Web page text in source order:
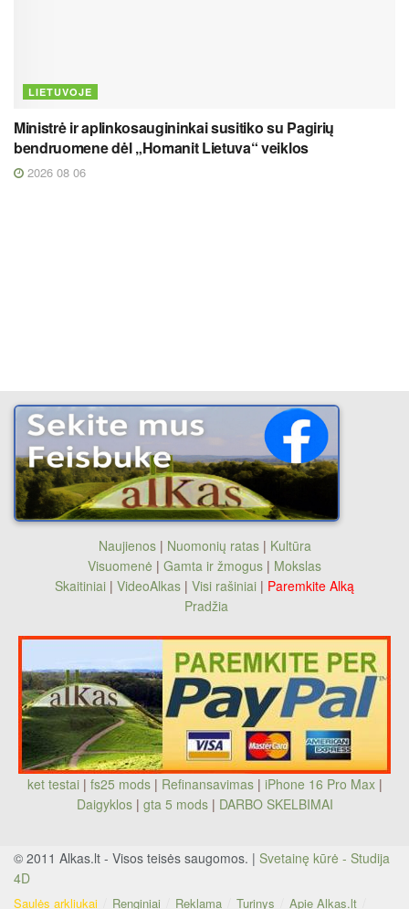
LIETUVOJE
Ministrė ir aplinkosaugininkai susitiko su Pagirių
bendruomene dėl „Homanit Lietuva“ veiklos
2026 08 06
Naujienos| Nuomonių ratas| Kultūra
Visuomenė | Gamta ir žmogus | Mokslas
Skaitiniai | VideoAlkas | Visi rašiniai | Paremkite Alką
Pradžia
ket testai | fs25 mods| Refinansavimas| iPhone 16 Pro Max|
Daigyklos| gta 5 mods | DARBO SKELBIMAI
© 2011 Alkas.lt - Visos teisės saugomos. | Svetainę kūrė - Studija
4D
Saulės arkliukai Renginiai Reklama Turinys Apie Alkas.lt